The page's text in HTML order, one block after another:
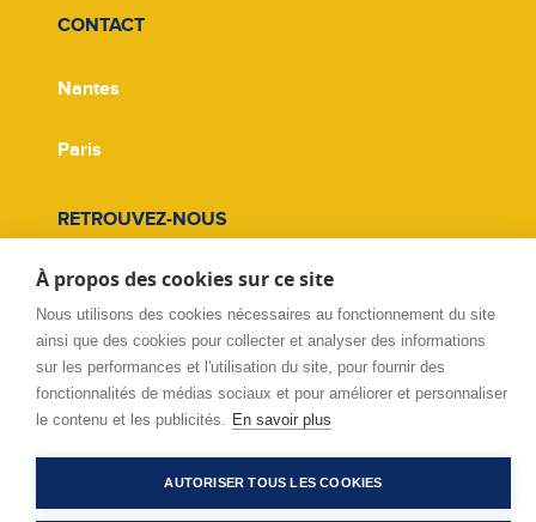
CONTACT
Nantes
Paris
RETROUVEZ-NOUS
Facebook
Twitter
Linkedin
À propos des cookies sur ce site
Nous utilisons des cookies nécessaires au fonctionnement du site
ainsi que des cookies pour collecter et analyser des informations
sur les performances et l'utilisation du site, pour fournir des
fonctionnalités de médias sociaux et pour améliorer et personnaliser
le contenu et les publicités. En savoir plus
AUTORISER TOUS LES COOKIES